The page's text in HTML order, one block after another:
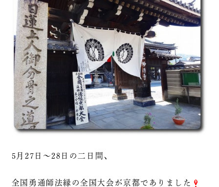
5月27日～28日の二日間、
全国勇通師法縁の全国大会が京都でありました